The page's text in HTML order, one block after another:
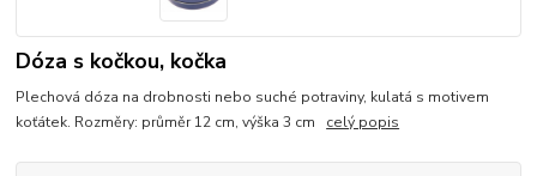
Dóza s kočkou, kočka
Plechová dóza na drobnosti nebo suché potraviny, kulatá s motivem
koťátek. Rozměry: průměr 12 cm, výška 3 cm celý popis